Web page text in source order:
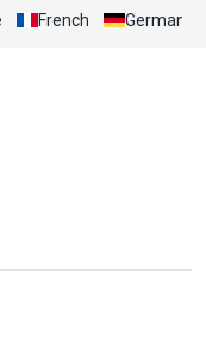
French German